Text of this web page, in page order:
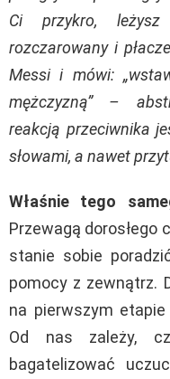
Ci przykro,
rozczarowany i
Messi i mówi:
mężczyzną” –
reakcją przeciwnika
słowami, a nawet
Właśnie tego
Przewagą dorosłego
stanie sobie
pomocy z zewnątrz.
na pierwszym
Od nas zależy,
bagatelizować